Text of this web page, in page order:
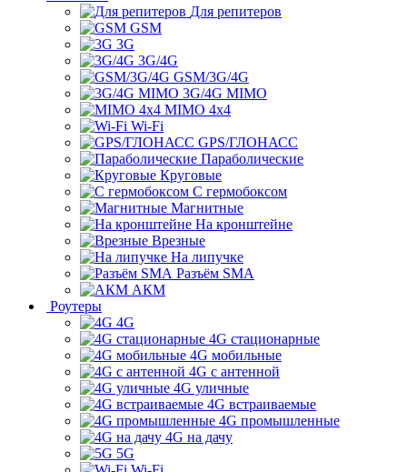
Для репитеров
GSM
3G
3G/4G
GSM/3G/4G
3G/4G MIMO
MIMO 4x4
Wi-Fi
GPS/ГЛОНАСС
Параболические
Круговые
С гермобоксом
Магнитные
На кронштейне
Врезные
На липучке
Разъём SMA
АКМ
Роутеры
4G
4G стационарные
4G мобильные
4G с антенной
4G уличные
4G встраиваемые
4G промышленные
4G на дачу
5G